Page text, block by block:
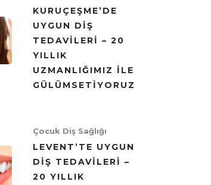
KURUÇEŞME’DE
UYGUN DIŞ
TEDAVILERI – 20
YILLIK
UZMANLIĞIMIZ ILE
GÜLÜMSETIYORUZ
Çocuk Diş Sağlığı
LEVENT’TE UYGUN
DIŞ TEDAVILERI –
20 YILLIK